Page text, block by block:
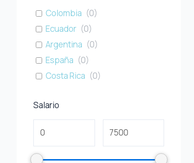
Colombia (0)
Ecuador (0)
Argentina (0)
España (0)
Costa Rica (0)
Salario